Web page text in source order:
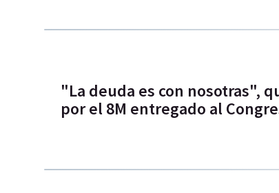
"La deuda es con nosotras",
por el 8M entregado al